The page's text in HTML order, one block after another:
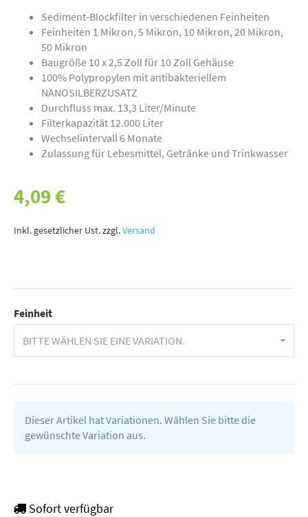
Sediment-Blockfilter in verschiedenen Feinheiten
Feinheiten 1 Mikron, 5 Mikron, 10 Mikron, 20 Mikron,
50 Mikron
Baugröße 10 x 2,5 Zoll für 10 Zoll Gehäuse
100% Polypropylen mit antibakteriellem
NANOSILBERZUSATZ
Durchfluss max. 13,3 Liter/Minute
Filterkapazität 12.000 Liter
Wechselintervall 6 Monate
Zulassung für Lebesmittel, Getränke und Trinkwasser
4,09 €
Inkl. gesetzlicher Ust. zzgl.Versand
Feinheit
BITTE WÄHLEN SIE EINE VARIATION.
Dieser Artikel hat Variationen. Wählen Sie bitte die
gewünschte Variation aus.
Sofort verfügbar